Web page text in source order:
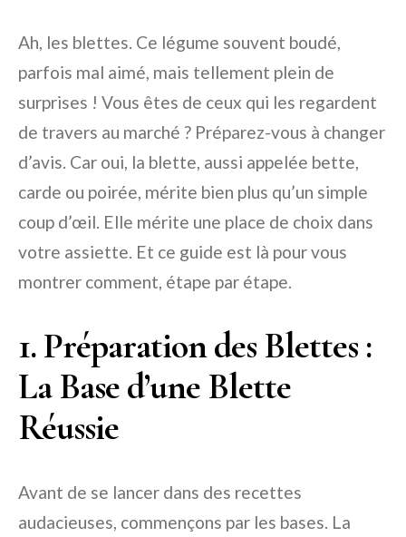
Ah, les blettes. Ce légume souvent boudé,
parfois mal aimé, mais tellement plein de
surprises ! Vous êtes de ceux qui les regardent
de travers au marché ? Préparez-vous à changer
d’avis. Car oui, la blette, aussi appelée bette,
carde ou poirée, mérite bien plus qu’un simple
coup d’œil. Elle mérite une place de choix dans
votre assiette. Et ce guide est là pour vous
montrer comment, étape par étape.
1. Préparation des Blettes :
La Base d’une Blette
Réussie
Avant de se lancer dans des recettes
audacieuses, commençons par les bases. La